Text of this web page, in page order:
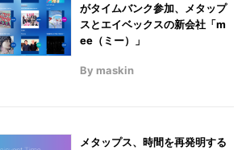
がタイムバンク参加、メタップ
スとエイベックスの新会社「m
ee（ミー）」
By maskin
メタップス、時間を再発明する